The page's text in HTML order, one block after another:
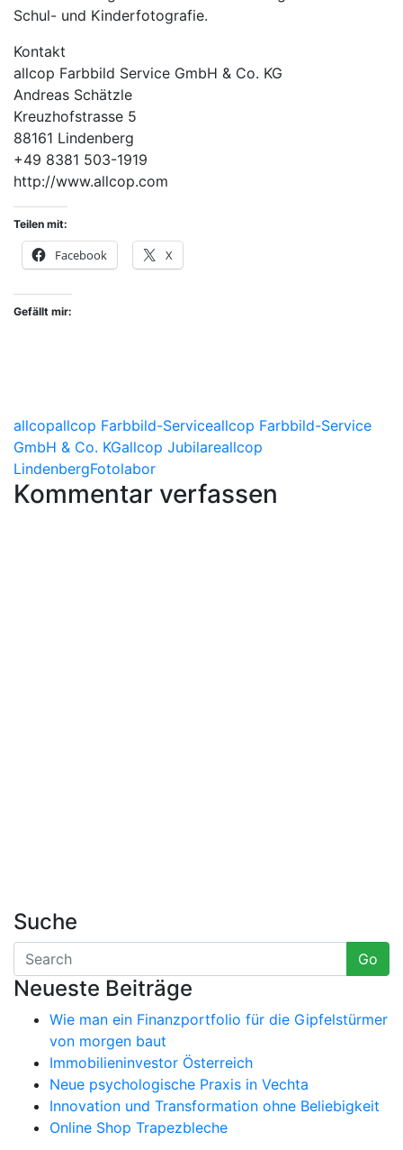
Schul- und Kinderfotografie.
Kontakt
allcop Farbbild Service GmbH & Co. KG
Andreas Schätzle
Kreuzhofstrasse 5
88161 Lindenberg
+49 8381 503-1919
http://www.allcop.com
Teilen mit:
Facebook X
Gefällt mir:
allcopallcop Farbbild-Serviceallcop Farbbild-Service
GmbH & Co. KGallcop Jubilareallcop
LindenbergFotolabor
Kommentar verfassen
Suche
Go
Neueste Beiträge
Wie man ein Finanzportfolio für die Gipfelstürmer
von morgen baut
Immobilieninvestor Österreich
Neue psychologische Praxis in Vechta
Innovation und Transformation ohne Beliebigkeit
Online Shop Trapezbleche